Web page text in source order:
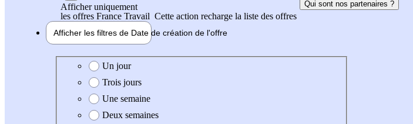
Afficher uniquement
les offres France Travail Cette action recharge la liste des offres
Qui sont nos partenaires ?
Afficher les filtres de Date de création de l'offre
Date de création de l'offre
Un jour
Trois jours
Une semaine
Deux semaines